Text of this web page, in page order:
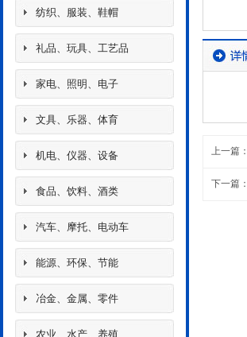
纺织、服装、鞋帽
礼品、玩具、工艺品
家电、照明、电子
文具、乐器、体育
机电、仪器、设备
食品、饮料、酒类
汽车、摩托、电动车
能源、环保、节能
冶金、金属、零件
农业、水产、养殖
上一篇：
下一篇：